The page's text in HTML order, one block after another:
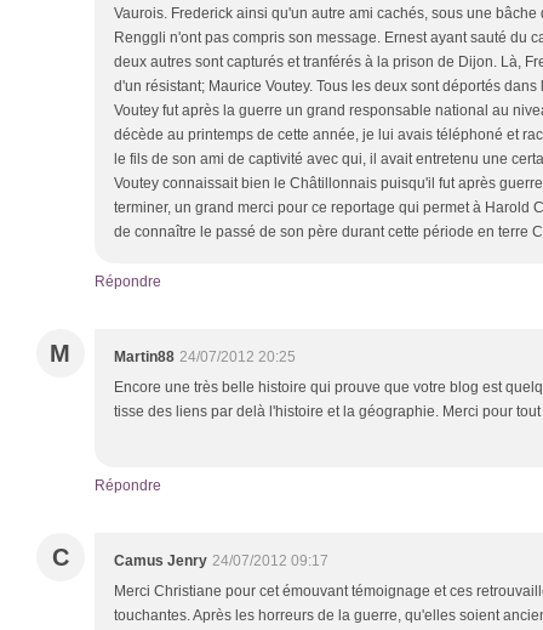
Vaurois. Frederick ainsi qu'un autre ami cachés, sous une
Renggli n'ont pas compris son message. Ernest ayant sauté du
deux autres sont capturés et tranférés à la prison de Dijon. Là,
d'un résistant; Maurice Voutey. Tous les deux sont déportés
Voutey fut après la guerre un grand responsable national au
décède au printemps de cette année, je lui avais téléphoné et
le fils de son ami de captivité avec qui, il avait entretenu une
Voutey connaissait bien le Châtillonnais puisqu'il fut après
terminer, un grand merci pour ce reportage qui permet à Harold
de connaître le passé de son père durant cette période en terre
Répondre
M Martin88 24/07/2012 20:25
Encore une très belle histoire qui prouve que votre blog est
tisse des liens par delà l'histoire et la géographie. Merci pour
Répondre
C Camus Jenry 24/07/2012 09:17
Merci Christiane pour cet émouvant témoignage et ces
touchantes. Après les horreurs de la guerre, qu'elles soient